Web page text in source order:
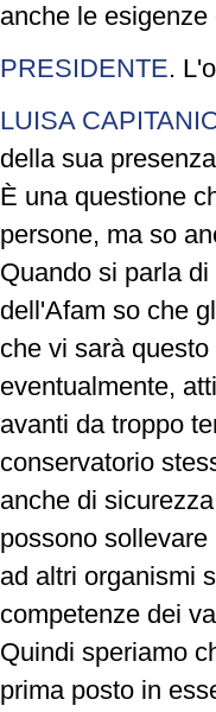
anche le
PRESIDENTE.
LUISA
della sua
È una questione
persone, ma so
Quando si parla
dell'Afam so che
che vi sarà
eventualmente,
avanti da troppo
conservatorio
anche di
possono
ad altri organismi
competenze dei
Quindi speriamo
prima posto in